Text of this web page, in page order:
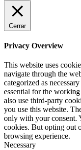
Cerrar
Privacy Overview
This website uses
navigate through the
categorized as
essential for the
also use third-party
you use this website.
only with your consent.
cookies. But opting out
browsing experience.
Necessary